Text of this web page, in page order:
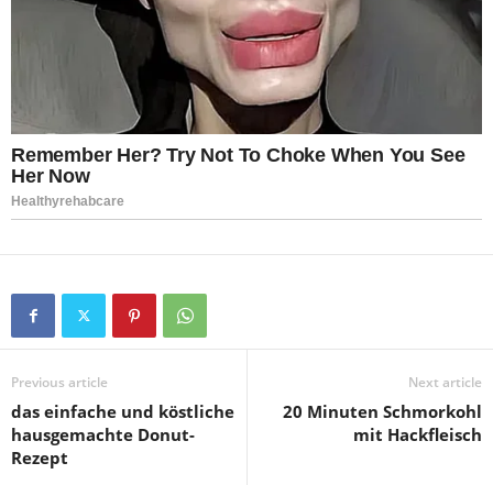
Previous article
das einfache und köstliche
hausgemachte Donut-
Rezept
Next article
20 Minuten Schmorkohl
mit Hackfleisch